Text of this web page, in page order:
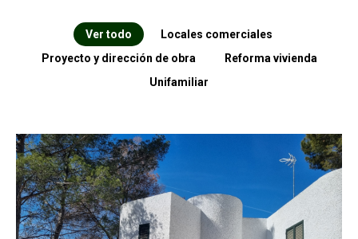
Ver todo
Locales comerciales
Proyecto y dirección de obra
Reforma vivienda
Unifamiliar